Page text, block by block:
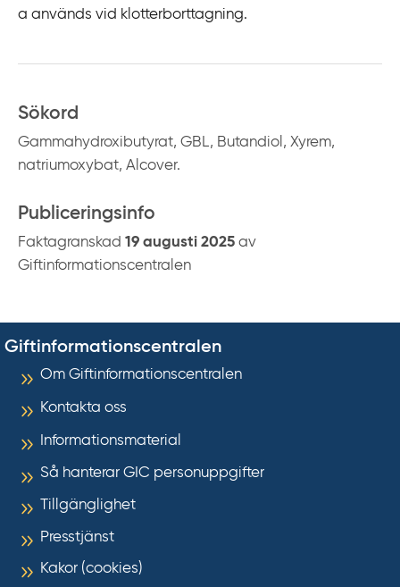
a används vid klotterborttagning.
Sökord
Gammahydroxibutyrat, GBL, Butandiol, Xyrem,
natriumoxybat, Alcover.
Publiceringsinfo
Faktagranskad 19 augusti 2025 av
Giftinformationscentralen
Giftinformationscentralen
Om Giftinformationscentralen
Kontakta oss
Informationsmaterial
Så hanterar GIC personuppgifter
Tillgänglighet
Presstjänst
Kakor (cookies)